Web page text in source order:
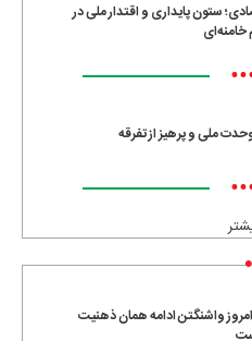
ستون پایداری و اقتدار ملی در
خامنه‌ای
ملی و پرهیز از تفرقه
واشنگتن ادامه همان ذهنیت